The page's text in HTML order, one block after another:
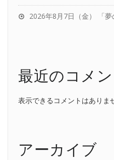
2026年8月7日（金） 「
最近のコメン
表示できるコメントはありま
アーカイブ